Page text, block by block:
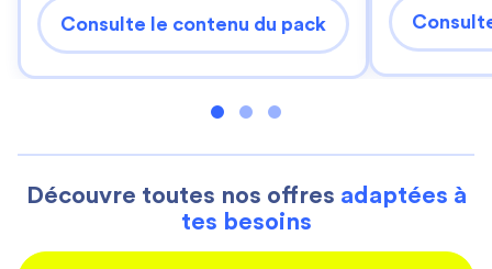
Consulte le contenu du pack
Découvre toutes nos offres adaptées à
tes besoins